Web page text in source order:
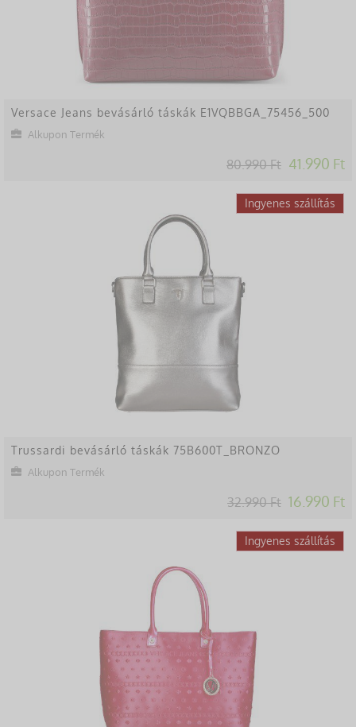
Versace Jeans bevásárló táskák E1VQBBGA_75456_500
Alkupon Termék
80.990 Ft 41.990 Ft
Lekésted
Ingyenes szállítás
Trussardi bevásárló táskák 75B600T_BRONZO
Alkupon Termék
32.990 Ft 16.990 Ft
Lekésted
Ingyenes szállítás